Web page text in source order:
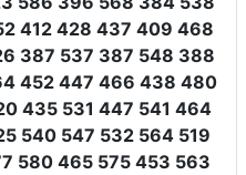
412 428 437 409 468
387 537 387 548 388
452 447 466 438 480
435 531 447 541 464
540 547 532 564 519
580 465 575 453 563